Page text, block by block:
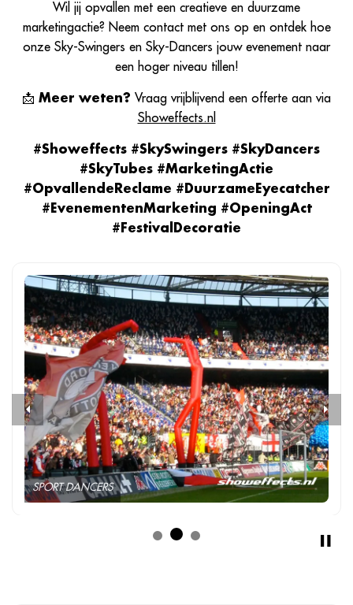
Wil jij opvallen met een creatieve en duurzame
marketingactie? Neem contact met ons op en ontdek hoe
onze Sky-Swingers en Sky-Dancers jouw evenement naar
een hoger niveau tillen!
📩 Meer weten? Vraag vrijblijvend een offerte aan via
Showeffects.nl
#Showeffects #SkySwingers #SkyDancers
#SkyTubes #MarketingActie
#OpvallendeReclame #DuurzameEyecatcher
#EvenementenMarketing #OpeningAct
#FestivalDecoratie
Previous
SPORT DANCERS
Next